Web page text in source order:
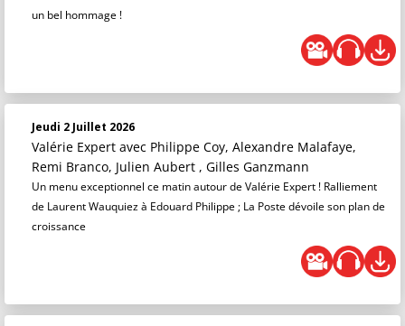
un bel hommage !
Jeudi 2 Juillet 2026
Valérie Expert avec Philippe Coy, Alexandre Malafaye,
Remi Branco, Julien Aubert , Gilles Ganzmann
Un menu exceptionnel ce matin autour de Valérie Expert ! Ralliement
de Laurent Wauquiez à Edouard Philippe ; La Poste dévoile son plan de
croissance